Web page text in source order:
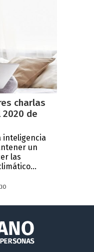
charlas
2020 de
inteligencia
un
las